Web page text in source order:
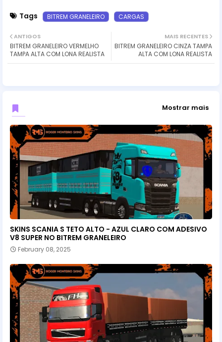
Tags BITREM GRANELEIRO CARGAS
MAIS RECENTES
BITREM GRANELEIRO CINZA TAMPA
ALTA COM LONA REALISTA
ANTIGOS
BITREM GRANELEIRO VERMELHO
TAMPA ALTA COM LONA REALISTA
Mostrar mais
SKINS SCANIA S TETO ALTO - AZUL CLARO COM ADESIVO
V8 SUPER NO BITREM GRANELEIRO
February 08, 2025